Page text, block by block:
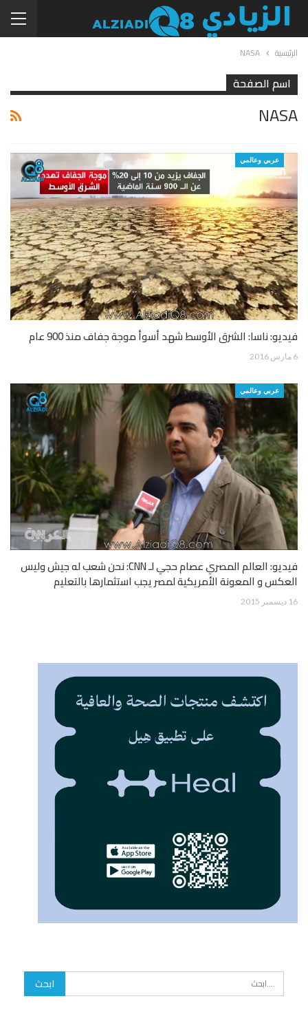
الرئيسية NASA
اسم الصفحة
NASA
عربي وعالمي
فيديو: ناسا: الشرق الأوسط شهد أسوأ موجة جفاف منذ 900 عام
6 مارس 2016
عربي وعالمي
فيديو: العالم المصري عصام حجي لـ CNN: نحن شعب له جيش وليس
العكس و المعونة الأمريكية لمصر يجب استثمارها بالتعليم
16 ديسمبر 2015